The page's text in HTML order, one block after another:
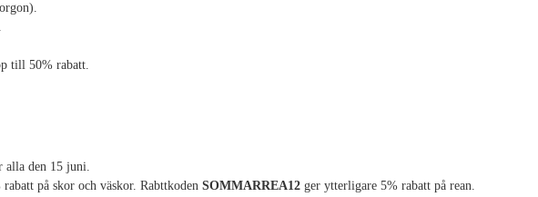
till 50% rabatt.
alla den 15 juni.
på skor och väskor. Rabttkoden SOMMARREA12 ger ytterligare 5% rabatt på rean.